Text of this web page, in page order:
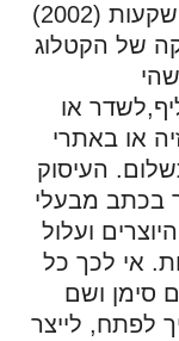
נמסרים שמורות לד.י.ז. נכסים והשקעות (2002)
של הקטלוג
או
או באתרי
העיסוק
בכתב מבעלי
ועלול
אי לכך כל
סימן ושם
לפתח, לייצר